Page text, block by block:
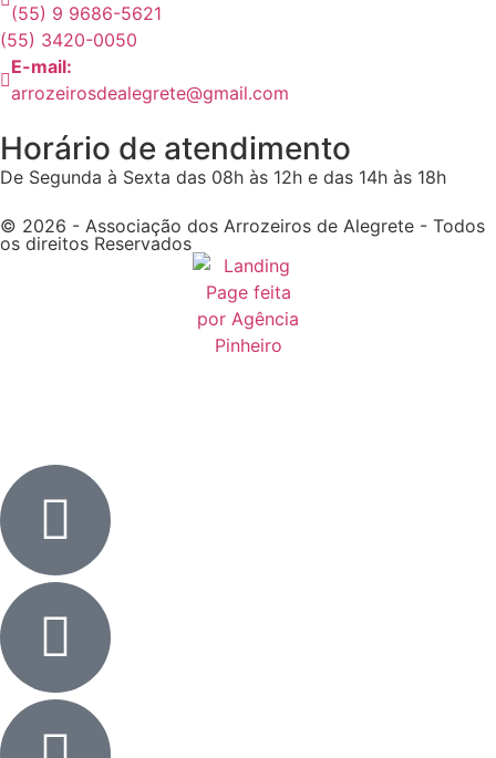
(55) 9 9686-5621
(55) 3420-0050
E-mail:
arrozeirosdealegrete@gmail.com
Horário de atendimento
De Segunda à Sexta das 08h às 12h e das 14h às 18h
© 2026 - Associação dos Arrozeiros de Alegrete - Todos
os direitos Reservados